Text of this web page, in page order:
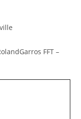
FFT –